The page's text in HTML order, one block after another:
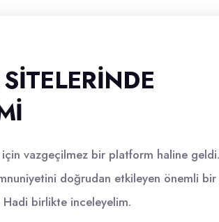
için vazgeçilmez bir platform haline
doğrudan etkileyen önemli
Hadi birlikte inceleyelim.